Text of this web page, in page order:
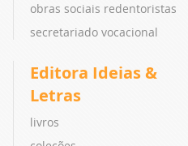
obras sociais redentoristas
secretariado vocacional
Editora Ideias &
Letras
livros